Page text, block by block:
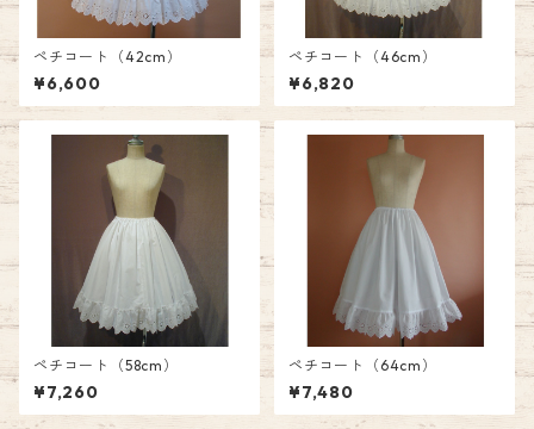
ペチコート（42cm）
¥6,600
ペチコート（46cm）
¥6,820
ペチコート（58cm）
¥7,260
ペチコート（64cm）
¥7,480